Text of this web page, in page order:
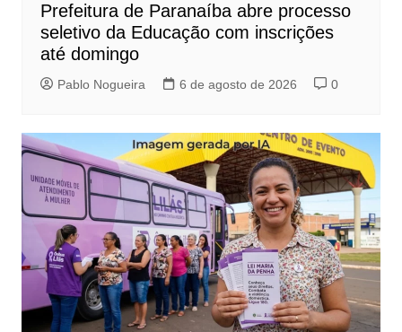
Prefeitura de Paranaíba abre processo
seletivo da Educação com inscrições
até domingo
Pablo Nogueira 6 de agosto de 2026 0